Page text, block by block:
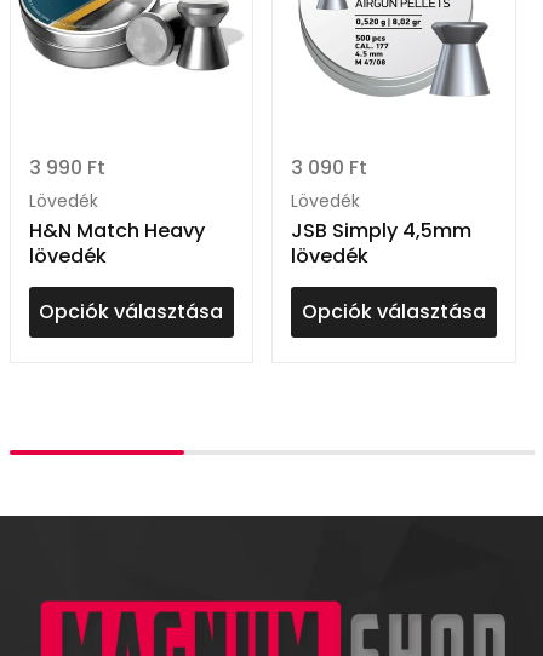
3 990 Ft
Lövedék
H&N Match Heavy
lövedék
Opciók választása
3 090 Ft
Lövedék
JSB Simply 4,5mm
lövedék
Opciók választása